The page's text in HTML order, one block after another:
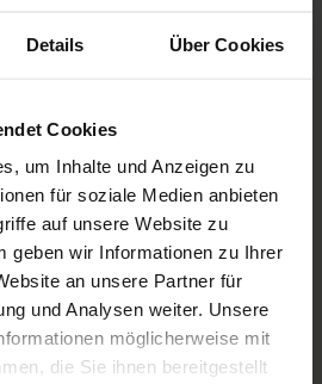
Details Über Cookies
Cookies
um Inhalte und Anzeigen zu
für soziale Medien anbieten
auf unsere Website zu
geben wir Informationen zu Ihrer
an unsere Partner für
und Analysen weiter. Unsere
möglicherweise mit
die Sie ihnen bereitgestellt
kompetente anatomische Infos.
Mehr laden